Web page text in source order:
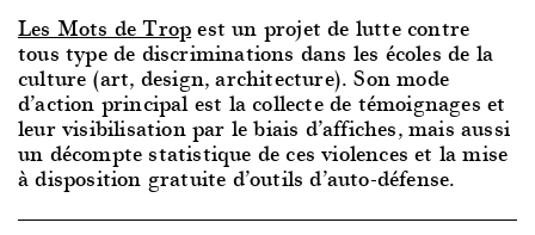
Les Mots de Tropest un projet de lutte contre
tous type de discriminations dans les écoles de la
culture (art, design, architecture). Son mode
d’action principal est la collecte de témoignages et
leur visibilisation par le biais d’affiches, mais aussi
un décompte statistique de ces violences et la mise
à disposition gratuite d’outils d’auto-défense.